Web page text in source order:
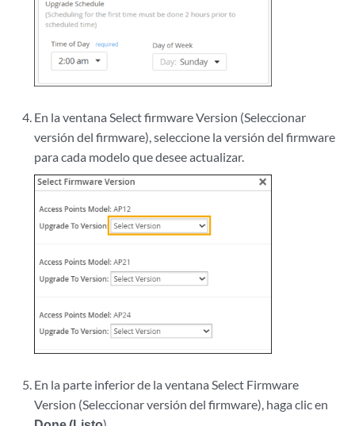
En la ventana Select firmware Version (Seleccionar
versión del firmware), seleccione la versión del firmware
para cada modelo que desee actualizar.
En la parte inferior de la ventana Select Firmware
Version (Seleccionar versión del firmware), haga clic en